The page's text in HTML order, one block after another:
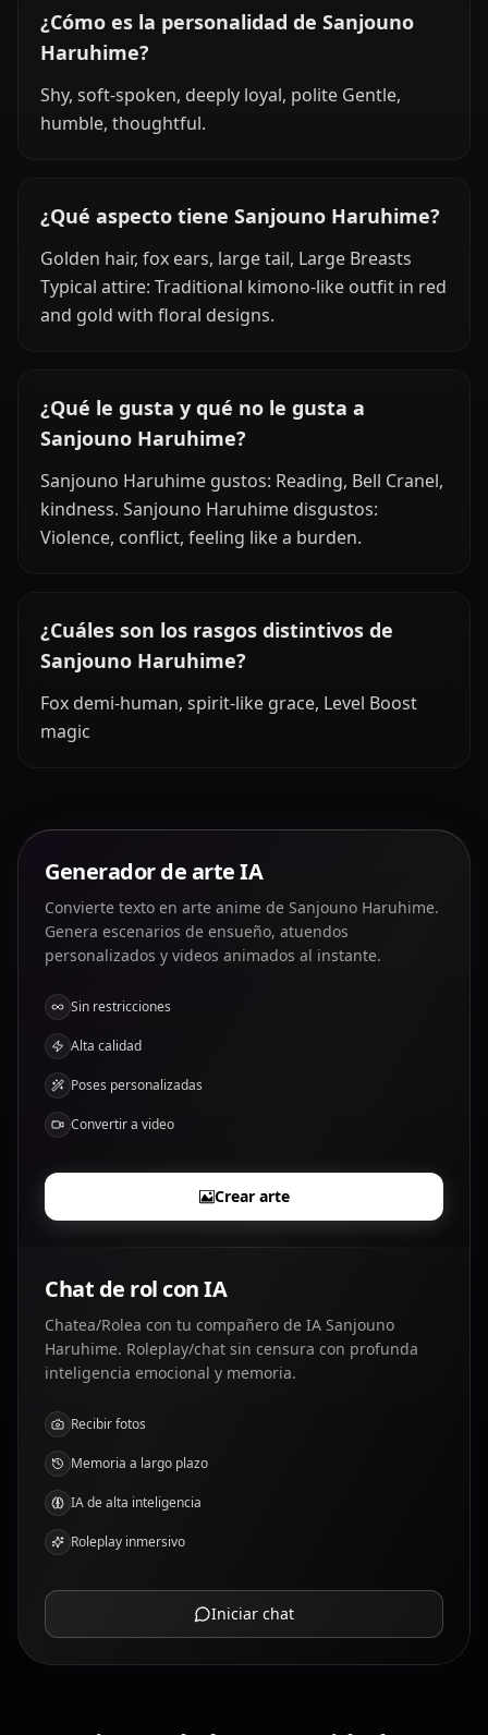
¿Cómo es la personalidad de Sanjouno
Haruhime?
Shy, soft-spoken, deeply loyal, polite Gentle,
humble, thoughtful.
¿Qué aspecto tiene Sanjouno Haruhime?
Golden hair, fox ears, large tail, Large Breasts
Typical attire: Traditional kimono-like outfit in red
and gold with floral designs.
¿Qué le gusta y qué no le gusta a
Sanjouno Haruhime?
Sanjouno Haruhime gustos: Reading, Bell Cranel,
kindness. Sanjouno Haruhime disgustos:
Violence, conflict, feeling like a burden.
¿Cuáles son los rasgos distintivos de
Sanjouno Haruhime?
Fox demi-human, spirit-like grace, Level Boost
magic
Generador de arte IA
Convierte texto en arte anime de Sanjouno Haruhime.
Genera escenarios de ensueño, atuendos
personalizados y videos animados al instante.
Sin restricciones
Alta calidad
Poses personalizadas
Convertir a video
Crear arte
Chat de rol con IA
Chatea/Rolea con tu compañero de IA Sanjouno
Haruhime. Roleplay/chat sin censura con profunda
inteligencia emocional y memoria.
Recibir fotos
Memoria a largo plazo
IA de alta inteligencia
Roleplay inmersivo
Iniciar chat